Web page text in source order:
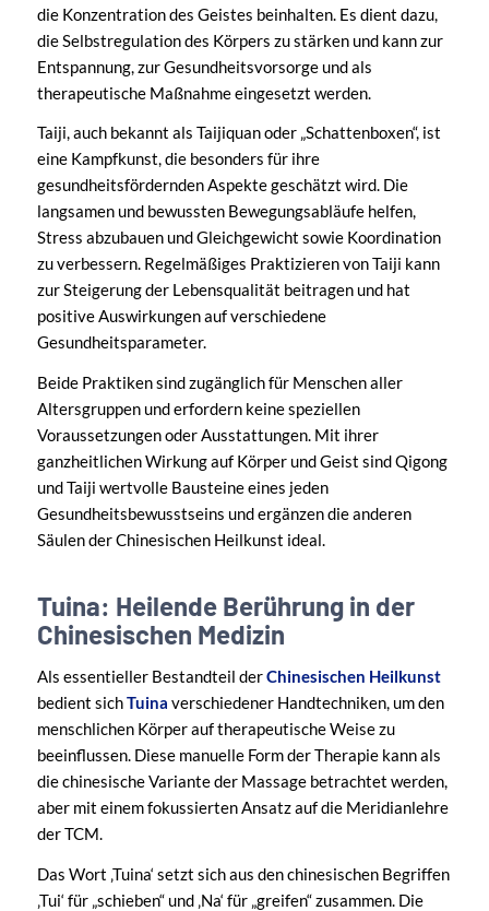
die Konzentration des Geistes beinhalten. Es dient dazu,
die Selbstregulation des Körpers zu stärken und kann zur
Entspannung, zur Gesundheitsvorsorge und als
therapeutische Maßnahme eingesetzt werden.
Taiji, auch bekannt als Taijiquan oder „Schattenboxen“, ist
eine Kampfkunst, die besonders für ihre
gesundheitsfördernden Aspekte geschätzt wird. Die
langsamen und bewussten Bewegungsabläufe helfen,
Stress abzubauen und Gleichgewicht sowie Koordination
zu verbessern. Regelmäßiges Praktizieren von Taiji kann
zur Steigerung der Lebensqualität beitragen und hat
positive Auswirkungen auf verschiedene
Gesundheitsparameter.
Beide Praktiken sind zugänglich für Menschen aller
Altersgruppen und erfordern keine speziellen
Voraussetzungen oder Ausstattungen. Mit ihrer
ganzheitlichen Wirkung auf Körper und Geist sind Qigong
und Taiji wertvolle Bausteine eines jeden
Gesundheitsbewusstseins und ergänzen die anderen
Säulen der Chinesischen Heilkunst ideal.
Tuina: Heilende Berührung in der
Chinesischen Medizin
Als essentieller Bestandteil derChinesischen Heilkunst
bedient sichTuina verschiedener Handtechniken, um den
menschlichen Körper auf therapeutische Weise zu
beeinflussen. Diese manuelle Form der Therapie kann als
die chinesische Variante der Massage betrachtet werden,
aber mit einem fokussierten Ansatz auf die Meridianlehre
der TCM.
Das Wort ‚Tuina‘ setzt sich aus den chinesischen Begriffen
‚Tui‘ für „schieben“ und ‚Na‘ für „greifen“ zusammen. Die